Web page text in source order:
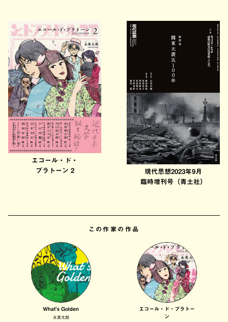
エコール・ド・
プラトーン 2
現代思想2023年9月
臨時増刊号（青土社）
この作家の作品
What's Golden
永美太郎
エコール・ド・プラトー
ン